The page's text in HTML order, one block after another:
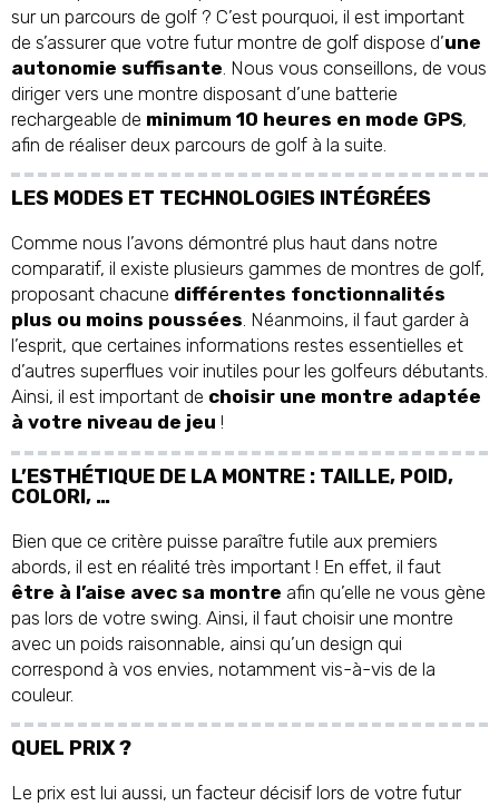
sur un parcours de golf ? C’est pourquoi, il est important
de s’assurer que votre futur montre de golf dispose d’une
autonomie suffisante . Nous vous conseillons, de vous
diriger vers une montre disposant d’une batterie
rechargeable de minimum 10 heures en mode GPS,
afin de réaliser deux parcours de golf à la suite.
LES MODES ET TECHNOLOGIES INTÉGRÉES
Comme nous l’avons démontré plus haut dans notre
comparatif, il existe plusieurs gammes de montres de golf,
proposant chacune différentes fonctionnalités
plus ou moins poussées. Néanmoins, il faut garder à
l’esprit, que certaines informations restes essentielles et
d’autres superflues voir inutiles pour les golfeurs débutants.
Ainsi, il est important de choisir une montre adaptée
à votre niveau de jeu !
L’ESTHÉTIQUE DE LA MONTRE : TAILLE, POID,
COLORI, …
Bien que ce critère puisse paraître futile aux premiers
abords, il est en réalité très important ! En effet, il faut
être à l’aise avec sa montre afin qu’elle ne vous gène
pas lors de votre swing. Ainsi, il faut choisir une montre
avec un poids raisonnable, ainsi qu’un design qui
correspond à vos envies, notamment vis-à-vis de la
couleur.
QUEL PRIX ?
Le prix est lui aussi, un facteur décisif lors de votre futur